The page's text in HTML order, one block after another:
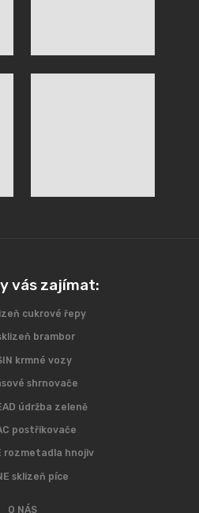
vás zajímat:
cukrové řepy
sklizeň brambor
krmné vozy
shrnovače
údržba zeleně
postřikovače
rozmetadla hnojiv
sklizeň píce
O NÁS